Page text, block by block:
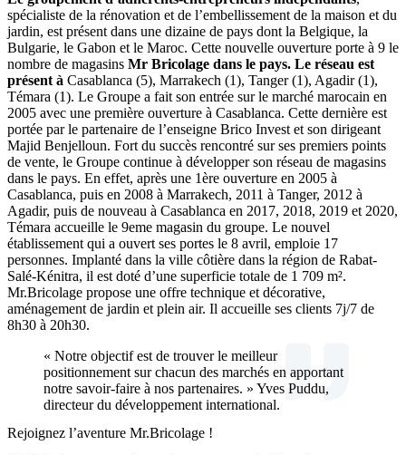
spécialiste de la rénovation et de l’embellissement de la maison et du
jardin, est présent dans une dizaine de pays dont la Belgique, la
Bulgarie, le Gabon et le Maroc. Cette nouvelle ouverture porte à 9 le
nombre de magasins Mr Bricolage dans le pays. Le réseau est
présent à Casablanca (5), Marrakech (1), Tanger (1), Agadir (1),
Témara (1). Le Groupe a fait son entrée sur le marché marocain en
2005 avec une première ouverture à Casablanca. Cette dernière est
portée par le partenaire de l’enseigne Brico Invest et son dirigeant
Majid Benjelloun. Fort du succès rencontré sur ses premiers points
de vente, le Groupe continue à développer son réseau de magasins
dans le pays. En effet, après une 1ère ouverture en 2005 à
Casablanca, puis en 2008 à Marrakech, 2011 à Tanger, 2012 à
Agadir, puis de nouveau à Casablanca en 2017, 2018, 2019 et 2020,
Témara accueille le 9eme magasin du groupe. Le nouvel
établissement qui a ouvert ses portes le 8 avril, emploie 17
personnes. Implanté dans la ville côtière dans la région de Rabat-
Salé-Kénitra, il est doté d’une superficie totale de 1 709 m².
Mr.Bricolage propose une offre technique et décorative,
aménagement de jardin et plein air. Il accueille ses clients 7j/7 de
8h30 à 20h30.
« Notre objectif est de trouver le meilleur
positionnement sur chacun des marchés en apportant
notre savoir-faire à nos partenaires. » Yves Puddu,
directeur du développement international.
Rejoignez l’aventure Mr.Bricolage !